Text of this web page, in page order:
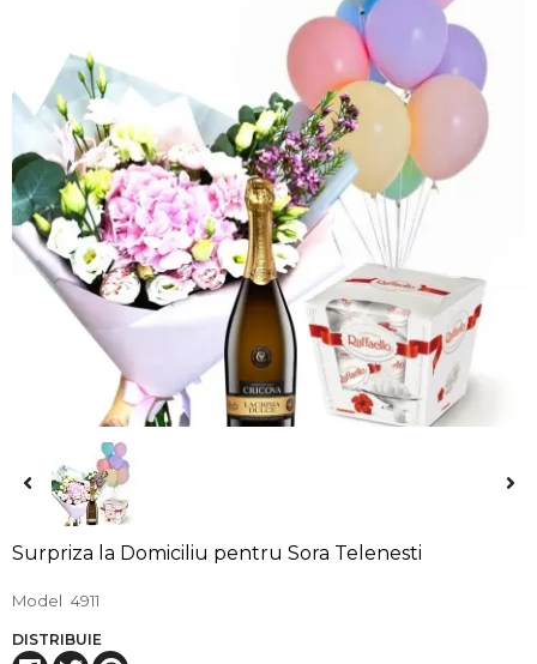
Surpriza la Domiciliu pentru Sora Telenesti
Model 4911
DISTRIBUIE